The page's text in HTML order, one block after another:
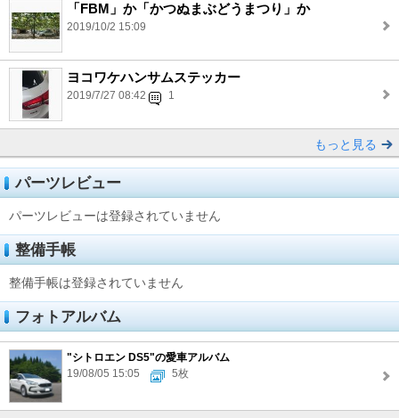
「FBM」か「かつぬまぶどうまつり」か
2019/10/2 15:09
ヨコワケハンサムステッカー
2019/7/27 08:42 1
もっと見る
パーツレビュー
パーツレビューは登録されていません
整備手帳
整備手帳は登録されていません
フォトアルバム
"シトロエン DS5"の愛車アルバム
19/08/05 15:05
5枚